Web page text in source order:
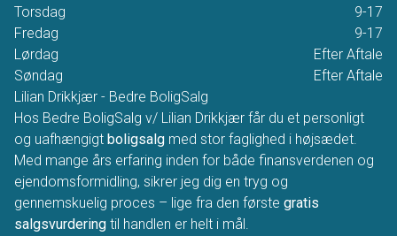
Torsdag
9-17
Fredag
9-17
Lørdag
Efter Aftale
Søndag
Efter Aftale
Lilian Drikkjær - Bedre BoligSalg
Hos Bedre BoligSalg v/ Lilian Drikkjær får du et personligt
og uafhængigt boligsalg med stor faglighed i højsædet.
Med mange års erfaring inden for både finansverdenen og
ejendomsformidling, sikrer jeg dig en tryg og
gennemskuelig proces – lige fra den første gratis
salgsvurdering til handlen er helt i mål.